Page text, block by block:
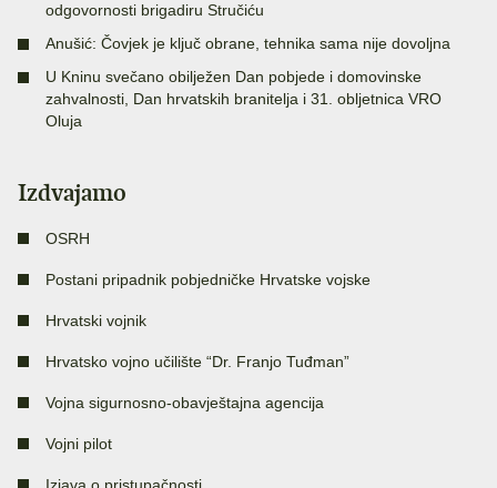
odgovornosti brigadiru Stručiću
Anušić: Čovjek je ključ obrane, tehnika sama nije dovoljna
U Kninu svečano obilježen Dan pobjede i domovinske
zahvalnosti, Dan hrvatskih branitelja i 31. obljetnica VRO
Oluja
Izdvajamo
OSRH
Postani pripadnik pobjedničke Hrvatske vojske
Hrvatski vojnik
Hrvatsko vojno učilište “Dr. Franjo Tuđman”
Vojna sigurnosno-obavještajna agencija
Vojni pilot